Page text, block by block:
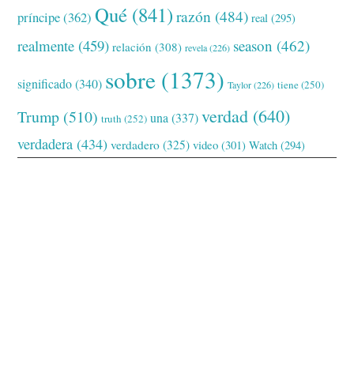
príncipe(362) Qué (841) razón (484) real (295)
realmente (459) relación (308) revela(226) season (462)
significado(340) sobre (1373) Taylor(226) tiene(250)
Trump (510) truth (252) una (337) verdad (640)
verdadera (434) verdadero (325) video (301) Watch (294)